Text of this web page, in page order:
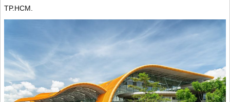
TP.HCM.